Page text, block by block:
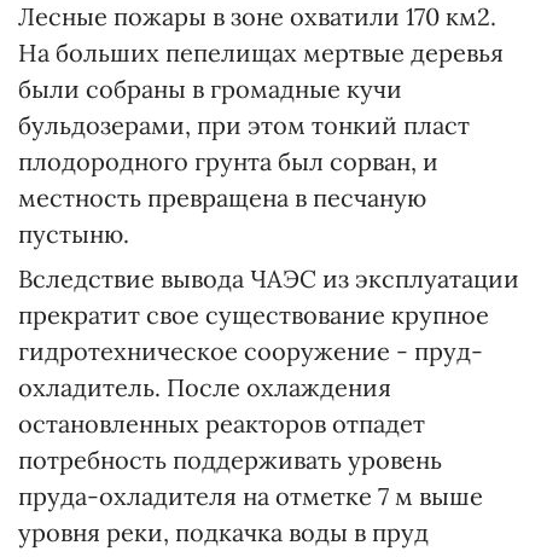
Лесные пожары в зоне охватили 170 км2.
На больших пепелищах мертвые деревья
были собраны в громадные кучи
бульдозерами, при этом тонкий пласт
плодородного грунта был сорван, и
местность превращена в песчаную
пустыню.
Вследствие вывода ЧАЭС из эксплуатации
прекратит свое существование крупное
гидротехническое сооружение - пруд-
охладитель. После охлаждения
остановленных реакторов отпадет
потребность поддерживать уровень
пруда-охладителя на отметке 7 м выше
уровня реки, подкачка воды в пруд